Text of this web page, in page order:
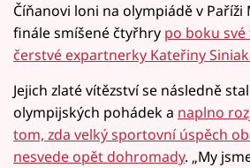
Číňanovi loni na olympiádě v
finále smíšené čtyřhry po boku
čerstvé expartnerky Kateřiny
Jejich zlaté vítězství se následně
olympijských pohádek a naplno
tom, zda velký sportovní úspěch
nesvede opět dohromady. „My